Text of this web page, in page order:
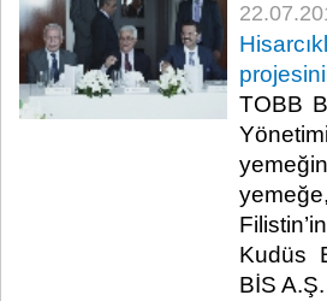
TOBB
Kudüs
BİS